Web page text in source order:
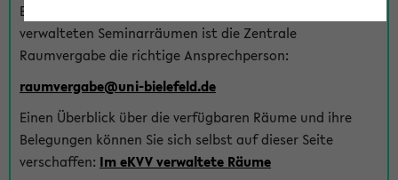
Bei Fragen zur Vergabe von Hörsälen und vom eKVV
verwalteten Seminarräumen ist die Zentrale
Raumvergabe die richtige Ansprechperson:
raumvergabe@uni-bielefeld.de
Einen Überblick über die verfügbaren Räume und ihre
Belegungen können Sie sich selbst auf dieser Seite
verschaffen: Im eKVV verwaltete Räume